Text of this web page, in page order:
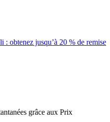
: obtenez jusqu’à 20 % de remise
grâce aux Prix